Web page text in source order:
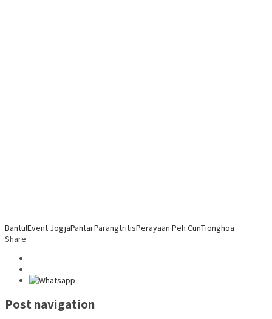
BantulEvent JogjaPantai ParangtritisPerayaan Peh CunTionghoa
Share
Post navigation